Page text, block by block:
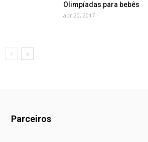
Olimpíadas para bebês
abr 20, 2017
Parceiros